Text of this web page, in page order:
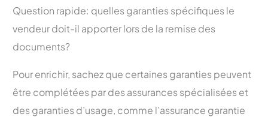
Question rapide: quelles garanties spécifiques le
vendeur doit-il apporter lors de la remise des
documents?
Pour enrichir, sachez que certaines garanties peuvent
être complétées par des assurances spécialisées et
des garanties d’usage, comme l’assurance garantie